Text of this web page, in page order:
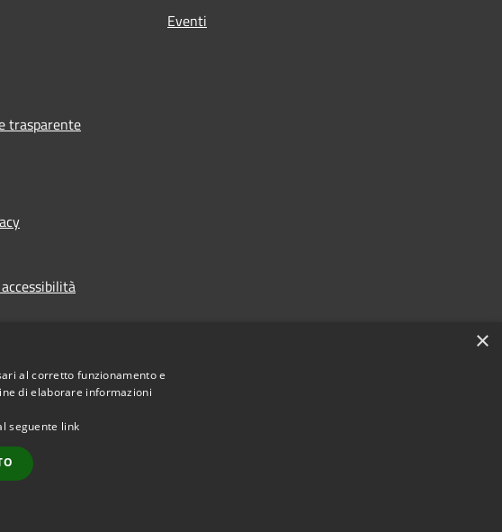
Eventi
trasparente
2026 • Città di Montecchio Maggiore • Powered by
×
al corretto funzionamento e
di elaborare informazioni
seguente link